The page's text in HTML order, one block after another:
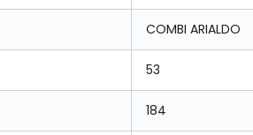
COMBI ARIALDO
53
184